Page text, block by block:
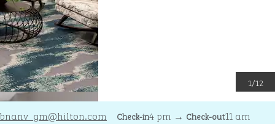
1/12
bnanv_gm@hilton.com Check-in4 pm → Check-out11 am